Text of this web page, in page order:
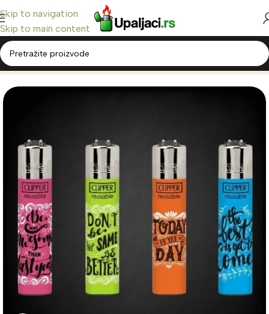
Skip to navigation
Skip to main content
Home/ Clipper Upaljači